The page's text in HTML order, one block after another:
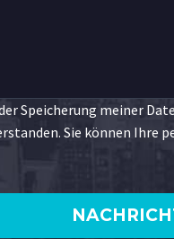
Speicherung meiner
Sie können Ihre